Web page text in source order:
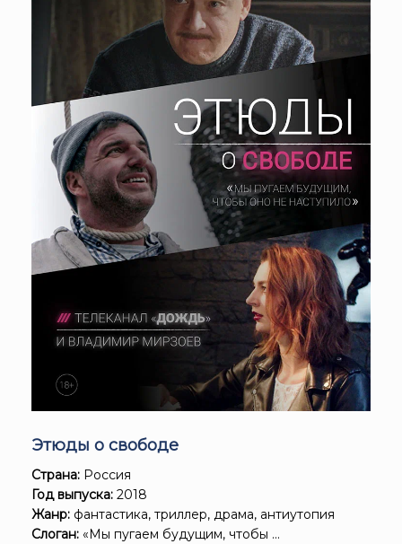
Этюды о свободе
Страна: Россия
Год выпуска: 2018
Жанр: фантастика, триллер, драма, антиутопия
Слоган: «Мы пугаем будущим, чтобы ...